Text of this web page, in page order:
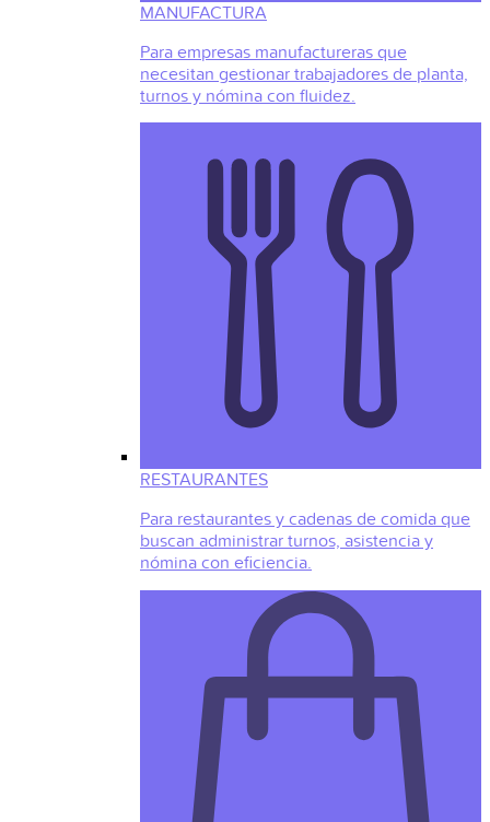
MANUFACTURA
Para empresas manufactureras que
necesitan gestionar trabajadores de planta,
turnos y nómina con fluidez.
RESTAURANTES
Para restaurantes y cadenas de comida que
buscan administrar turnos, asistencia y
nómina con eficiencia.